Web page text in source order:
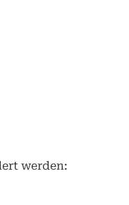
werden: